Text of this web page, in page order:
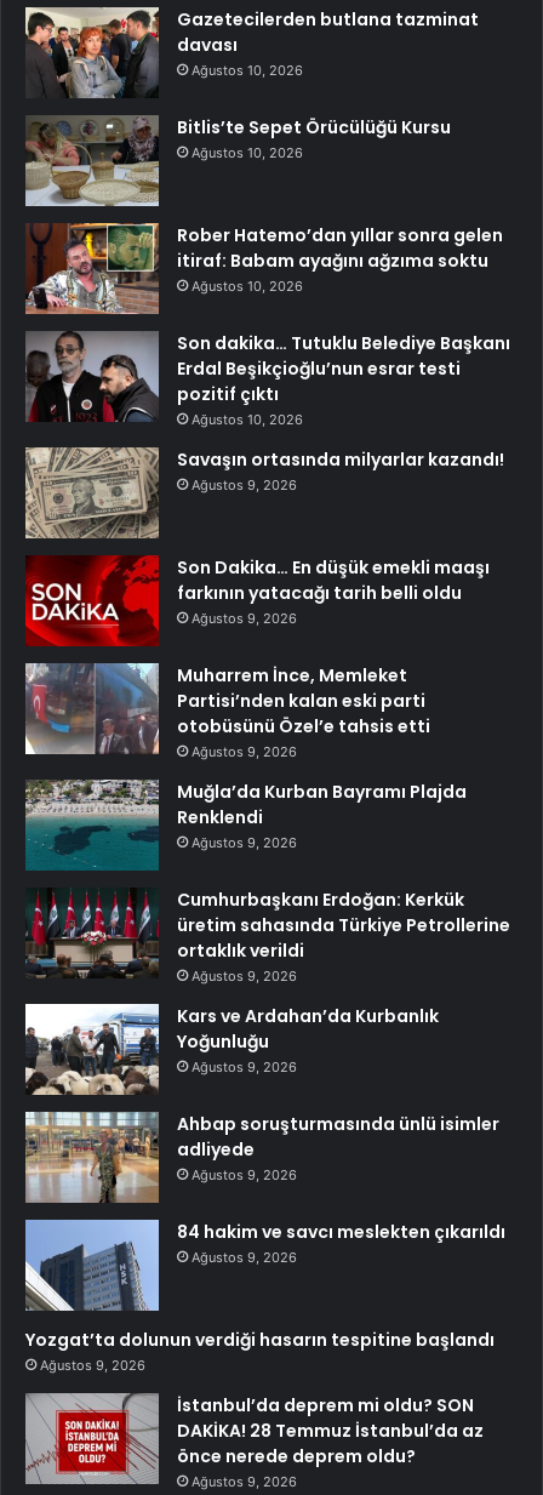
Gazetecilerden butlana tazminat
davası
Ağustos 10, 2026
Bitlis’te Sepet Örücülüğü Kursu
Ağustos 10, 2026
Rober Hatemo’dan yıllar sonra gelen
itiraf: Babam ayağını ağzıma soktu
Ağustos 10, 2026
Son dakika… Tutuklu Belediye Başkanı
Erdal Beşikçioğlu’nun esrar testi
pozitif çıktı
Ağustos 10, 2026
Savaşın ortasında milyarlar kazandı!
Ağustos 9, 2026
Son Dakika… En düşük emekli maaşı
farkının yatacağı tarih belli oldu
Ağustos 9, 2026
Muharrem İnce, Memleket
Partisi’nden kalan eski parti
otobüsünü Özel’e tahsis etti
Ağustos 9, 2026
Muğla’da Kurban Bayramı Plajda
Renklendi
Ağustos 9, 2026
Cumhurbaşkanı Erdoğan: Kerkük
üretim sahasında Türkiye Petrollerine
ortaklık verildi
Ağustos 9, 2026
Kars ve Ardahan’da Kurbanlık
Yoğunluğu
Ağustos 9, 2026
Ahbap soruşturmasında ünlü isimler
adliyede
Ağustos 9, 2026
84 hakim ve savcı meslekten çıkarıldı
Ağustos 9, 2026
Yozgat’ta dolunun verdiği hasarın tespitine başlandı
Ağustos 9, 2026
İstanbul’da deprem mi oldu? SON
DAKİKA! 28 Temmuz İstanbul’da az
önce nerede deprem oldu?
Ağustos 9, 2026